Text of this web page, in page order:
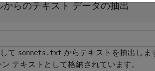
らのテキスト データの抽出
て sonnets.txt からテキストを抽出し
テキストとして格納されています。